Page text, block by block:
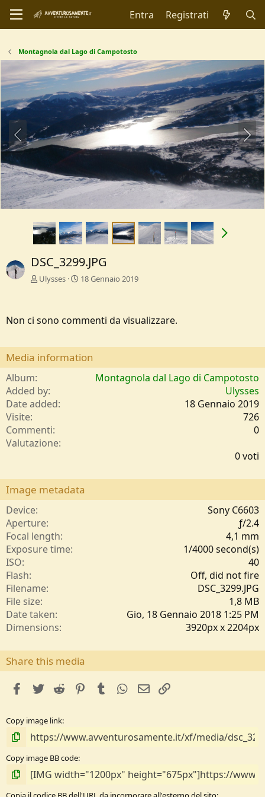
Entra Registrati
Montagnola dal Lago di Campotosto
DSC_3299.JPG
Ulysses 18 Gennaio 2019
Non ci sono commenti da visualizzare.
Media information
Album
Montagnola dal Lago di Campotosto
Added by
Ulysses
Date added
18 Gennaio 2019
Visite
726
Commenti
0
Valutazione
0
t
e
l
/
a
0 voti
Image metadata
Device
Sony C6603
Aperture
ƒ/2.4
Focal length
4,1 mm
Exposure time
1/4000 second(s)
ISO
40
Flash
Off, did not fire
Filename
DSC_3299.JPG
File size
1,8 MB
Date taken
Gio, 18 Gennaio 2018 1:25 PM
Dimensions
3920px x 2204px
Share this media
facebookTwitterReddit PinterestTumblrWhatsApp
e-mail
Copy image link
Copy image BB code